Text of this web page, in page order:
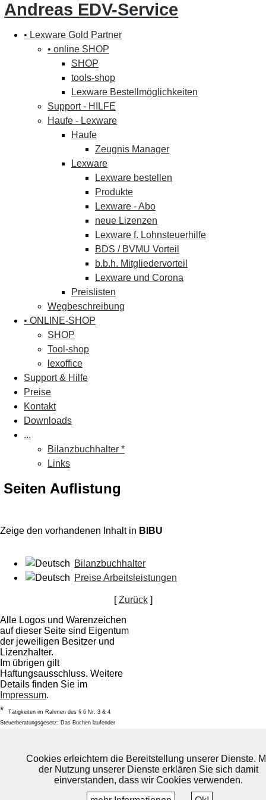
Andreas EDV-Service
• Lexware Gold Partner
• online SHOP
SHOP
tools-shop
Lexware Bestellmöglichkeiten
Support - HILFE
Haufe - Lexware
Haufe
Zeugnis Manager
Lexware
Lexware bestellen
Produkte
Lexware - Abo
neue Lizenzen
Lexware f. Lohnsteuerhilfe
BDS / BVMU Vorteil
b.b.h. Mitgliedervorteil
Lexware und Corona
Preislisten
Wegbeschreibung
• ONLINE-SHOP
SHOP
Tool-shop
lexoffice
Support & Hilfe
Preise
Kontakt
Downloads
...
Bilanzbuchhalter *
Links
Seiten Auflistung
Zeige den vorhandenen Inhalt in BIBU
Bilanzbuchhalter
Preise Arbeitsleistungen
[Zurück]
Alle Logos und Warenzeichen
auf dieser Seite sind Eigentum
der jeweiligen Besitzer und
Lizenzhalter.
Im übrigen gilt
Haftungsausschluss. Weitere
Details finden Sie im
Impressum.
*
Tätigkeiten im Rahmen des § 6 Nr. 3 & 4
Steuerberatungsgesetz: Das Buchen laufender
Datenschutzerklärung
AGB -
Allgemeine Geschäftsbedingungen
Cookies erleichtern die Bereitstellung unserer Dienste.
der Nutzung unserer Dienste erklären Sie sich damit
einverstanden, dass wir Cookies verwenden.